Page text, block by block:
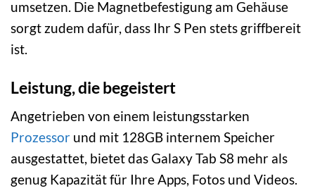
umsetzen. Die Magnetbefestigung am Gehäuse
sorgt zudem dafür, dass Ihr S Pen stets griffbereit
ist.
Leistung, die begeistert
Angetrieben von einem leistungsstarken
Prozessor und mit 128GB internem Speicher
ausgestattet, bietet das Galaxy Tab S8 mehr als
genug Kapazität für Ihre Apps, Fotos und Videos.